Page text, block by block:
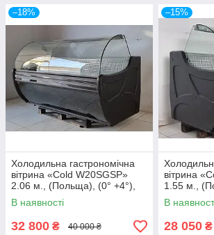
–18%
Холодильна гастрономічна
вітрина «Cold W20SGSP»
2.06 м., (Польща), (0° +4°),
викладка 73 см., Б/у
В наявності
32 800 ₴ 40 000 ₴
–15%
вітрина
1.55 м.,
викладка
В
28 050 ₴